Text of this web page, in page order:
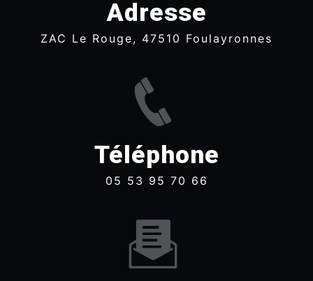
Adresse
ZAC Le Rouge, 47510 Foulayronnes
Téléphone
05 53 95 70 66